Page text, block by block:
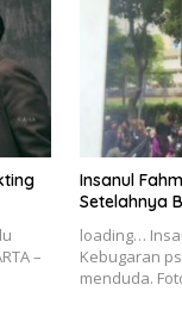
–
Insanul
Setelahnya
loading…
Kebugaran
menduda.